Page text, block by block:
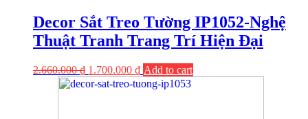
Decor Sắt Treo Tường IP1052-Nghệ
Thuật Tranh Trang Trí Hiện Đại
2.660.000₫ 1.700.000 ₫ Add to cart